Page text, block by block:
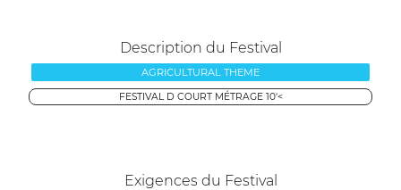
Description du Festival
AGRICULTURAL THEME
FESTIVAL D COURT MÉTRAGE 10'<
Exigences du Festival